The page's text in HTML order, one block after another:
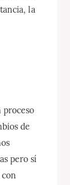
la
proceso
de
pero sí